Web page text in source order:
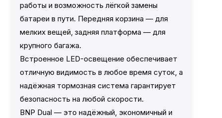
работы и возможность лёгкой замены
батареи в пути. Передняя корзина — для
мелких вещей, задняя платформа — для
крупного багажа.
Встроенное LED-освещение обеспечивает
отличную видимость в любое время суток, а
надёжная тормозная система гарантирует
безопасность на любой скорости.
BNP Dual — это надёжный, экономичный и